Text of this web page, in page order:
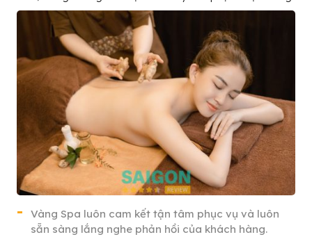
Vàng Spa luôn cam kết tận tâm phục vụ và luôn
sẵn sàng lắng nghe phản hồi của khách hàng.